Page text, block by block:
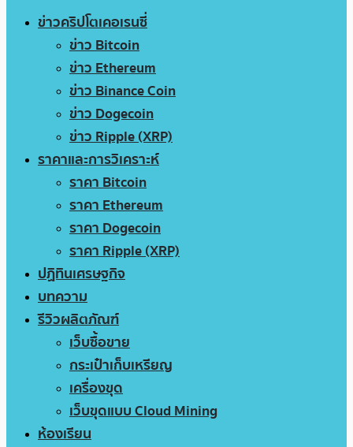
ข่าวคริปโตเคอเรนซี่
ข่าว Bitcoin
ข่าว Ethereum
ข่าว Binance Coin
ข่าว Dogecoin
ข่าว Ripple (XRP)
ราคาและการวิเคราะห์
ราคา Bitcoin
ราคา Ethereum
ราคา Dogecoin
ราคา Ripple (XRP)
ปฏิทินเศรษฐกิจ
บทความ
รีวิวผลิตภัณฑ์
เว็บซื้อขาย
กระเป๋าเก็บเหรียญ
เครื่องขุด
เว็บขุดแบบ Cloud Mining
ห้องเรียน